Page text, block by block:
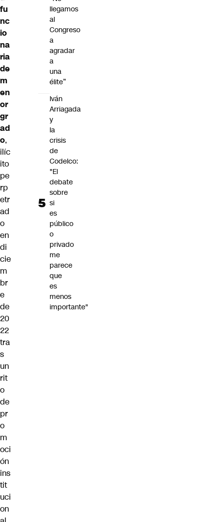
fu
nc
io
na
ria
de
m
en
or
gr
ad
o,
ilíc
ito
pe
rp
etr
ad
o
en
di
cie
m
br
e
de
20
22
tra
s
un
rit
o
de
pr
o
m
oci
ón
ins
tit
uci
on
llegamos
al
Congreso
a
agradar
a
una
élite”
Iván
Arriagada
y
la
crisis
de
Codelco:
"El
debate
sobre
si
es
público
o
privado
me
parece
que
es
menos
importante"